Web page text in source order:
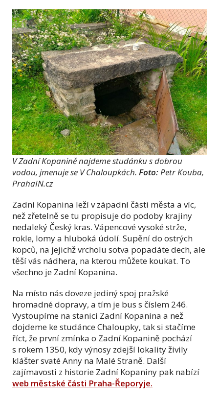
V Zadní Kopanině najdeme studánku s dobrou
vodou, jmenuje se V Chaloupkách. Foto: Petr Kouba,
PrahaIN.cz
Zadní Kopanina leží v západní části města a víc,
než zřetelně se tu propisuje do podoby krajiny
nedaleký Český kras. Vápencové vysoké strže,
rokle, lomy a hluboká údolí. Supění do ostrých
kopců, na jejichž vrcholu sotva popadáte dech, ale
těší vás nádhera, na kterou můžete koukat. To
všechno je Zadní Kopanina.
Na místo nás doveze jediný spoj pražské
hromadné dopravy, a tím je bus s číslem 246.
Vystoupíme na stanici Zadní Kopanina a než
dojdeme ke studánce Chaloupky, tak si stačíme
říct, že první zmínka o Zadní Kopanině pochází
s rokem 1350, kdy výnosy zdejší lokality živily
klášter svaté Anny na Malé Straně. Další
zajímavosti z historie Zadní Kopaniny pak nabízí
web městské části Praha-Řeporyje.